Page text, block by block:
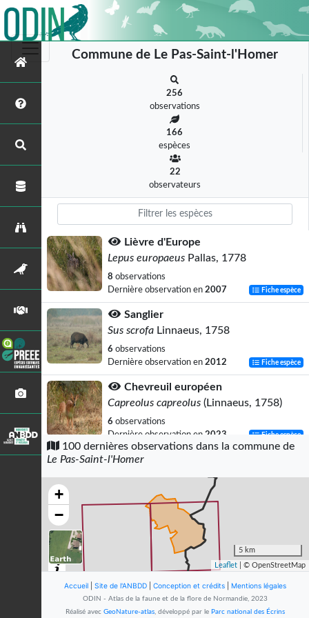
Commune de Le Pas-Saint-l'Homer
256
observations
166
espèces
22
observateurs
Lièvre d'Europe
Lepus europaeus Pallas, 1778
8 observations
Dernière observation en 2007 Fiche espèce
Sanglier
Sus scrofa Linnaeus, 1758
6 observations
Dernière observation en 2012 Fiche espèce
Chevreuil européen
Capreolus capreolus (Linnaeus, 1758)
6 observations
Dernière observation en 2023 Fiche espèce
Agrion jouvencelle
Coenagrion puella(Linnaeus, 1758)
observations
Dernière observation en2016
Pipit farlouse
Anthus pratensis(Linnaeus, 1758)
observations
Pinson des arbres
100 dernières observations dans la commune de
Le Pas-Saint-l'Homer
+
−
5 km
Leaflet | © OpenStreetMap
Accueil Site de l'ANBDD Conception et crédits Mentions légales
ODIN - Atlas de la faune et de la flore de Normandie, 2023
Réalisé avec GeoNature-atlas, développé par le Parc national des Écrins